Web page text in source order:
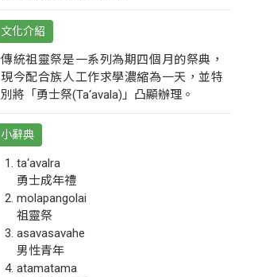
文化介紹
傳統祖靈祭是一系列為期四個月的祭典，
現今配合族人工作求學濃縮為一天，並特
別將「勇士祭(Ta‘avala)」凸顯辦理。
小辭典
ta‘avalra
勇士成年禮
molapangolai
祖靈祭
asavasavahe
男性青年
atamatama